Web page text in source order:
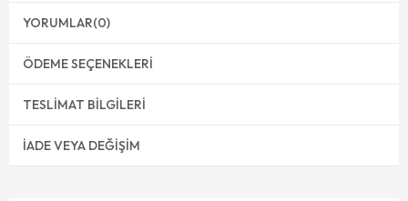
YORUMLAR(0)
ÖDEME SEÇENEKLERI
TESLIMAT BILGILERI
İADE VEYA DEĞIŞIM